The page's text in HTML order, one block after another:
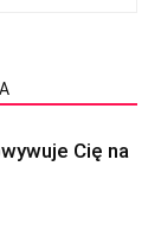
Cię na